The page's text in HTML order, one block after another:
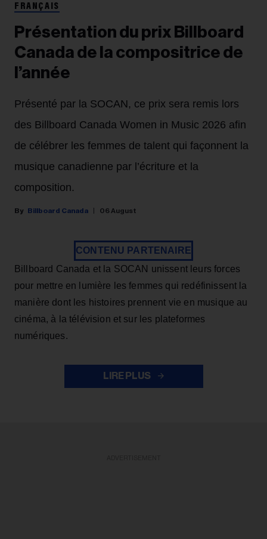
FRANÇAIS
Présentation du prix Billboard
Canada de la compositrice de
l’année
Présenté par la SOCAN, ce prix sera remis lors
des Billboard Canada Women in Music 2026 afin
de célébrer les femmes de talent qui façonnent la
musique canadienne par l’écriture et la
composition.
Billboard Canada 06 August
CONTENU PARTENAIRE
Billboard Canada et la SOCAN unissent leurs forces
pour mettre en lumière les femmes qui redéfinissent la
manière dont les histoires prennent vie en musique au
cinéma, à la télévision et sur les plateformes
numériques.
LIRE PLUS